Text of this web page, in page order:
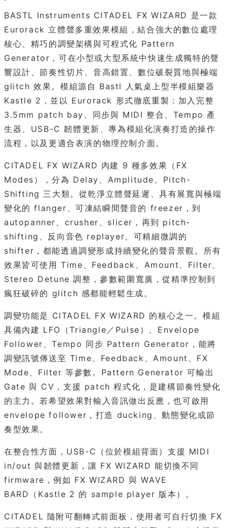
BASTL Instruments CITADEL FX WIZARD 是一款
Eurorack 立體聲多重效果模組，結合強大的數位處理
核心、精巧的調變架構與可程式化 Pattern
Generator，可在小型或大型系統中快速生成獨特的聲
響設計、節奏性切片、音高錯置、數位破裂質地與極端
glitch 效果。模組源自 Bastl 人氣桌上型半模組樂器
Kastle 2，並以 Eurorack 形式徹底重製：加入完整
3.5mm patch bay、同步與 MIDI 整合、Tempo 產
生器、USB-C 韌體更新、專為模組化演奏打造的操作
流程，以及更適合表演的物理控制介面。
CITADEL FX WIZARD 內建 9 種多效果（FX
Modes），分為 Delay、Amplitude、Pitch-
Shifting 三大類。從乾淨立體聲延遲、具有展寬與極端
變化的 flanger、可凍結瞬間聲音的 freezer，到
autopanner、crusher、slicer，再到 pitch-
shifting、反向音色 replayer、可精細微調的
shifter，都能透過調變形成持續變化的聲音景觀。所有
效果皆可使用 Time、Feedback、Amount、Filter、
Stereo Detune 調整，參數範圍寬廣，從精準控制到
瘋狂破碎的 glitch 感都能輕鬆生成。
調變功能是 CITADEL FX WIZARD 的核心之一。模組
具備內建 LFO（Triangle／Pulse）、Envelope
Follower、Tempo 同步 Pattern Generator，能將
調變訊號傳送至 Time、Feedback、Amount、FX
Mode、Filter 等參數。Pattern Generator 可輸出
Gate 與 CV，支援 patch 程式化，是建構節奏性變化
的主力。若希望效果對輸入音訊做出反應，也可啟用
envelope follower，打造 ducking、動態變化或節
奏型效果。
在整合性方面，USB-C（位於模組背面）支援 MIDI
in/out 與韌體更新，讓 FX WIZARD 能切換不同
firmware，例如 FX WIZARD 與 WAVE
BARD（Kastle 2 的 sample player 版本）。
CITADEL 隨附可翻轉式前面板，使用者可自行切換 FX